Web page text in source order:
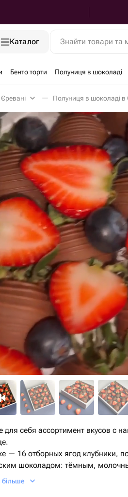
Каталог Знайти товари та
Бенто торти Полуниця в шоколаді
Полуниця в шоколаді в
для себя ассортимент вкусов с
— 16 отборных ягод клубники,
шоколадом: тёмным,
сублимированные ягоды,
більше